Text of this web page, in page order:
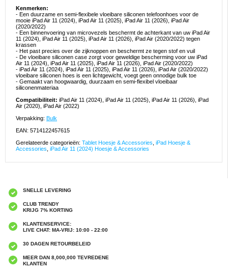
Kenmerken:
- Een duurzame en semi-flexibele vloeibare siliconen telefoonhoes voor de
mooie iPad Air 11 (2024), iPad Air 11 (2025), iPad Air 11 (2026), iPad Air
(2020/2022)
- Een binnenvoering van microvezels beschermt de achterkant van uw iPad Air
11 (2024), iPad Air 11 (2025), iPad Air 11 (2026), iPad Air (2020/2022) tegen
krassen
- Het past precies over de zijknoppen en beschermt ze tegen stof en vuil
- De vloeibare siliconen case zorgt voor geweldige bescherming voor uw iPad
Air 11 (2024), iPad Air 11 (2025), iPad Air 11 (2026), iPad Air (2020/2022)
- iPad Air 11 (2024), iPad Air 11 (2025), iPad Air 11 (2026), iPad Air (2020/2022)
vloeibare siliconen hoes is een lichtgewicht, voegt geen onnodige bulk toe
- Gemaakt van hoogwaardig, duurzaam en semi-flexibel vloeibaar
siliconenmateriaa
Compatibiliteit: iPad Air 11 (2024), iPad Air 11 (2025), iPad Air 11 (2026), iPad
Air (2020), iPad Air (2022)
Verpakking: Bulk
EAN: 5714122457615
Gerelateerde categorieën: Tablet Hoesje & Accessories iPad Hoesje &
Accessories iPad Air 11 (2024) Hoesje & Accessories
SNELLE LEVERING
CLUB TRENDY
KRIJG 7% KORTING
KLANTENSERVICE:
LIVE CHAT: MA-VRIJ: 10:00 - 22:00
30 DAGEN RETOURBELEID
MEER DAN 8,000,000 TEVREDENE
KLANTEN